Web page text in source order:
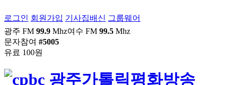
로그인 회원가입 기사집배신 그룹웨어
광주 FM 99.9 Mhz여수 FM 99.5 Mhz
문자참여 #5005
유료 100원